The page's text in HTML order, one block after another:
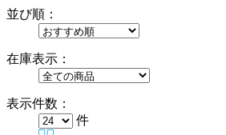
並び順：
在庫表示：
表示件数：
件